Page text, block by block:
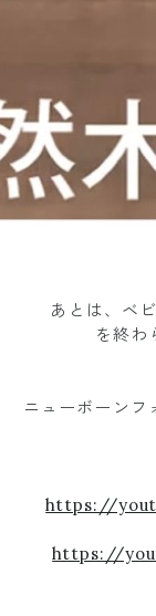
あとは、ベ
を終
ニューボーンフ
https://
https://